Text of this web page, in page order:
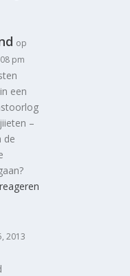
op
pm
een
–
de
2013